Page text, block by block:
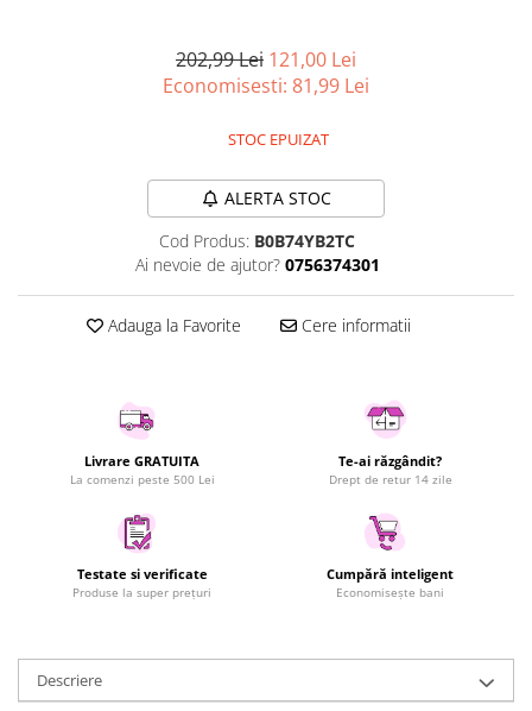
Scule electrice si unelte
Silicon, spume si solutii tehnice
Utilaje si materiale de constructii
Laptop, Tablete & Telefoane
Accesorii tablete
Telefoane Mobile & accesorii
Electrocasnice & Climatizare
Accesorii si piese masini spalat
rufe si uscatoare
Accesorii si piese masini spalat
Aparate Frigorifice
Aparate Racire Aer
Aragaze si cuptoare cu microunde
Electrocasnice pentru Bucatarie
Fiare de calcat si masini de cusut
202,99 Lei 121,00 Lei
Economisesti: 81,99 Lei
STOC EPUIZAT
ALERTA STOC
Cod Produs: B0B74YB2TC
Ai nevoie de ajutor? 0756374301
Adauga la Favorite Cere informatii
Livrare GRATUITA
La comenzi peste 500 Lei
Te-ai răzgândit?
Drept de retur 14 zile
Testate si verificate
Produse la super prețuri
Cumpără inteligent
Economisește bani
Descriere